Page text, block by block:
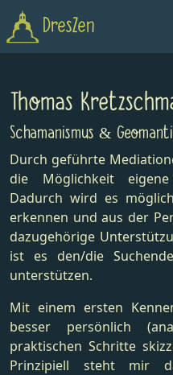
DresZen
Thomas
Schamanismus &
Durch geführte
die Möglichkeit
Dadurch wird es
erkennen und aus der
dazugehörige
ist es den/die
unterstützen.
Mit einem ersten
besser persönlich
praktischen Schritte
Prinzipiell steht mir